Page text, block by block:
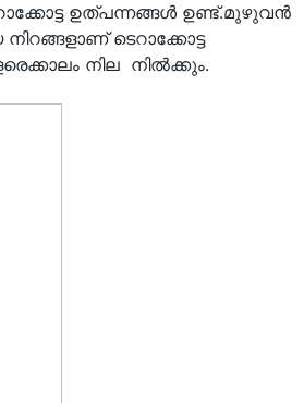
ഉത്പന്നങ്ങൾ ഉണ്ട്.മുഴുവൻ
ടെറാക്കോട്ട
നില നിൽക്കും.